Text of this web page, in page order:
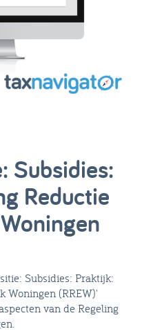
Subsidies:
Reductie
Subsidies: Praktijk:
Woningen (RREW)'
van de Regeling